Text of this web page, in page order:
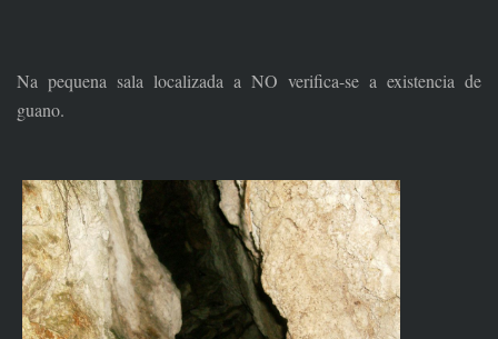
Na pequena sala localizada a NO verifica-se a existencia de
guano.